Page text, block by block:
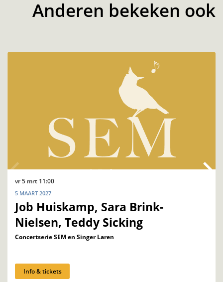
Anderen bekeken ook
Job Huiskamp, Sara Brink-
Nielsen, Teddy Sicking
Concertserie SEM en Singer Laren
5 MAART 2027
vr 5 mrt 11:00
Info & tickets